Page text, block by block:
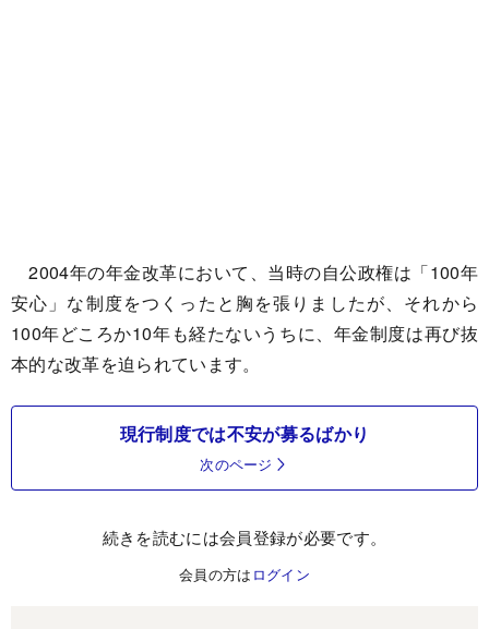
2004年の年金改革において、当時の自公政権は「100年
安心」な制度をつくったと胸を張りましたが、それから
100年どころか10年も経たないうちに、年金制度は再び抜
本的な改革を迫られています。
現行制度では不安が募るばかり
次のページ
続きを読むには会員登録が必要です。
会員の方は ログイン